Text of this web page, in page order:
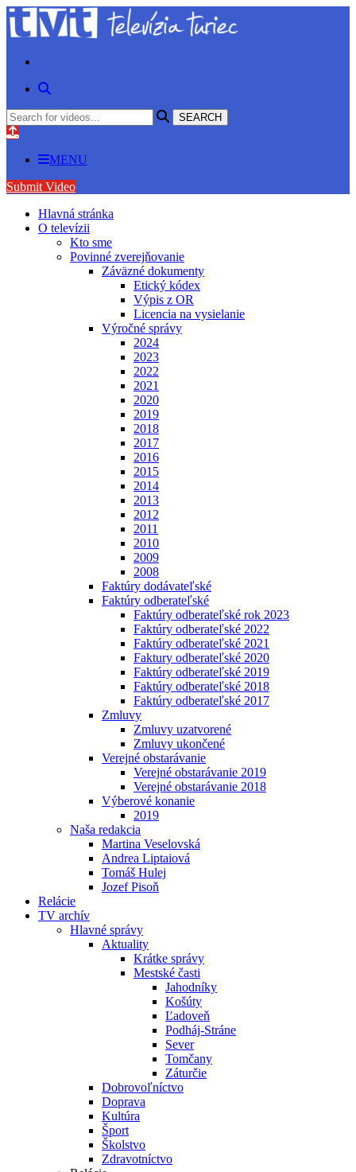
MENU
Submit Video
Hlavná stránka
O televízii
Kto sme
Povinné zverejňovanie
Záväzné dokumenty
Etický kódex
Výpis z OR
Licencia na vysielanie
Výročné správy
2024
2023
2022
2021
2020
2019
2018
2017
2016
2015
2014
2013
2012
2011
2010
2009
2008
Faktúry dodávateľské
Faktúry odberateľské
Faktúry odberateľské rok 2023
Faktúry odberateľské 2022
Faktúry odberateľské 2021
Faktury odberateľské 2020
Faktúry odberateľské 2019
Faktúry odberateľské 2018
Faktúry odberateľské 2017
Zmluvy
Zmluvy uzatvorené
Zmluvy ukončené
Verejné obstarávanie
Verejné obstarávanie 2019
Verejné obstarávanie 2018
Výberové konanie
2019
Naša redakcia
Martina Veselovská
Andrea Liptaiová
Tomáš Hulej
Jozef Pisoň
Relácie
TV archív
Hlavné správy
Aktuality
Krátke správy
Mestské časti
Jahodníky
Košúty
Ľadoveň
Podháj-Stráne
Sever
Tomčany
Záturčie
Dobrovoľníctvo
Doprava
Kultúra
Šport
Školstvo
Zdravotníctvo